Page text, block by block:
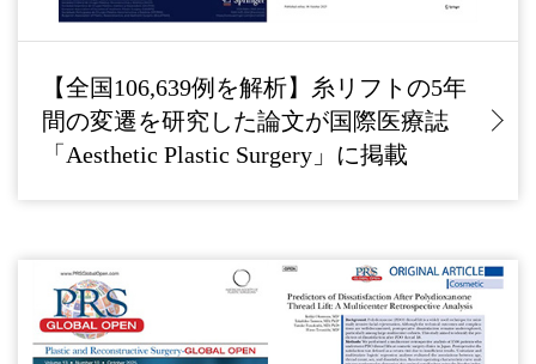
【全国106,639例を解析】糸リフトの5年
間の変遷を研究した論文が国際医療誌
「Aesthetic Plastic Surgery」に掲載